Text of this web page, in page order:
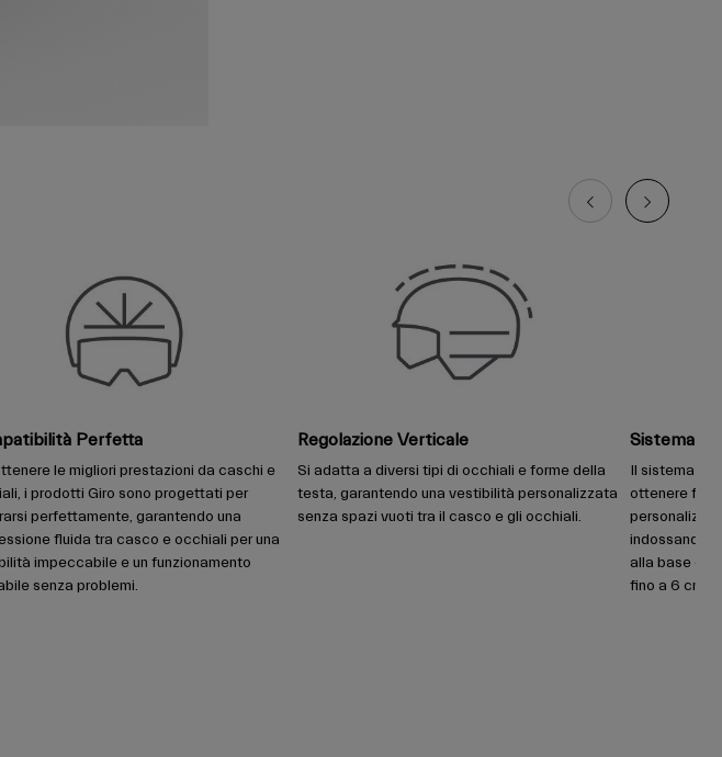
Perfetta
le migliori prestazioni da caschi e
i prodotti Giro sono progettati per
perfettamente, garantendo una
fluida tra casco e occhiali per una
impeccabile e un funzionamento
senza problemi.
Regolazione Verticale
Si adatta a diversi tipi di occhiali e forme della
testa, garantendo una vestibilità personalizzata
senza spazi vuoti tra il casco e gli occhiali.
Sistema di
Il sistema di
ottenere
indossando i
alla base del
fino a 6 cm,